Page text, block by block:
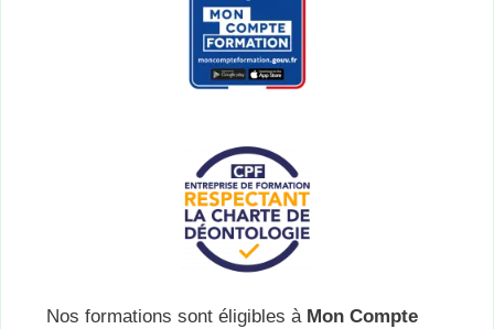
Nos formations sont éligibles à Mon Compte